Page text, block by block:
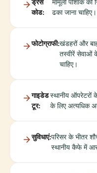
कोड:
ढका जाना चाहिए।
फोटोग्राफी:खंडहरों और
तस्वीरें सेवाओं
चाहिए।
गाइडेड
टूर:
स्थानीय ऑपरेटरों
के लिए अत्यधिक
सुविधाएं:परिसर के भीतर
स्थानीय कैफे में